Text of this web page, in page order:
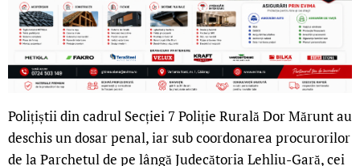
Polițiștii din cadrul Secției 7 Poliție Rurală Dor Mărunt au
deschis un dosar penal, iar sub coordonarea procurorilor
de la Parchetul de pe lângă Judecătoria Lehliu-Gară, cei